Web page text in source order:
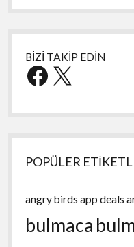
BİZİ TAKİP EDİN
Facebook
X
POPÜLER
angry birds app deals
bulmaca